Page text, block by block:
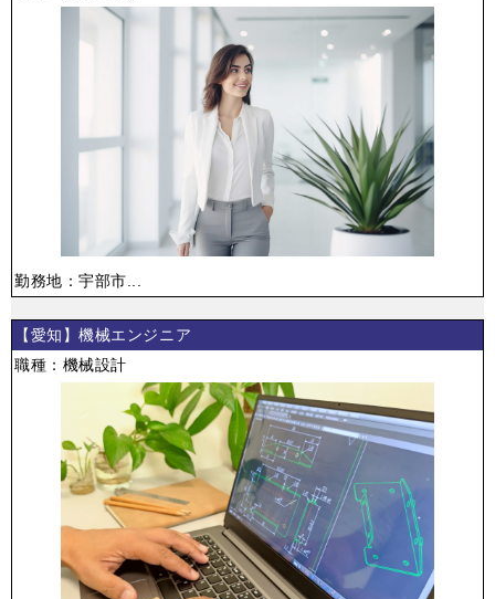
勤務地：宇部市...
【愛知】機械エンジニア
職種：機械設計